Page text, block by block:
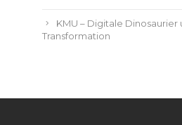
KMU – Digitale
Transformation